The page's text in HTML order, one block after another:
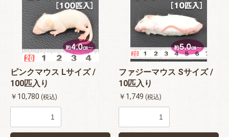
ピンクマウス Lサイズ /
100匹入り
￥10,780 (税込)
ファジーマウス Sサイズ /
10匹入り
￥1,749 (税込)